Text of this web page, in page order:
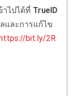
าไปได้ที่ TrueID
และการแก้ไข
https://bit.ly/2R